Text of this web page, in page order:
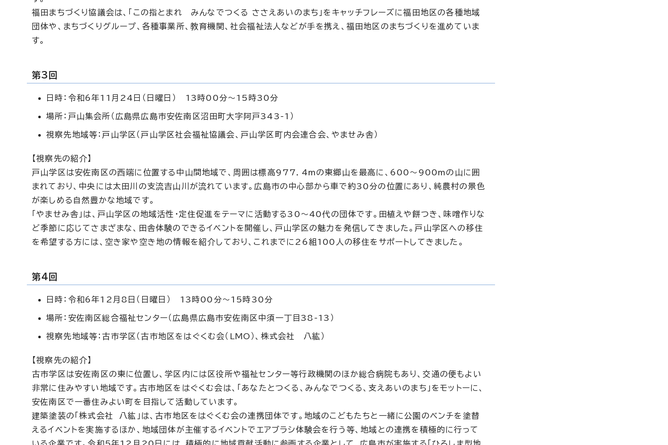
福田まちづくり協議会は、「この指とまれ みんなでつくる ささえあいのまち」をキャッチフレーズに福田地区の各種地域
団体や、まちづくりグループ、各種事業所、教育機関、社会福祉法人などが手を携え、福田地区のまちづくりを進めていま
す。
第3回
日時：令和6年11月24日（日曜日） 13時00分～15時30分
場所：戸山集会所（広島県広島市安佐南区沼田町大字阿戸343-1）
視察先地域等：戸山学区（戸山学区社会福祉協議会、戸山学区町内会連合会、やませみ舎）
【視察先の紹介】
戸山学区は安佐南区の西端に位置する中山間地域で、周囲は標高977．4mの東郷山を最高に、600～900mの山に囲
まれており、中央には太田川の支流吉山川が流れています。広島市の中心部から車で約30分の位置にあり、純農村の景色
が楽しめる自然豊かな地域です。
「やませみ舎」は、戸山学区の地域活性・定住促進をテーマに活動する30～40代の団体です。田植えや餅つき、味噌作りな
ど季節に応じてさまざまな、田舎体験のできるイベントを開催し、戸山学区の魅力を発信してきました。戸山学区への移住
を希望する方には、空き家や空き地の情報を紹介しており、これまでに26組100人の移住をサポートしてきました。
第4回
日時：令和6年12月8日（日曜日） 13時00分～15時30分
場所：安佐南区総合福祉センター（広島県広島市安佐南区中須一丁目38-13）
視察先地域等：古市学区（古市地区をはぐくむ会（LMO）、株式会社 八紘）
【視察先の紹介】
古市学区は安佐南区の東に位置し、学区内には区役所や福祉センター等行政機関のほか総合病院もあり、交通の便もよい
非常に住みやすい地域です。古市地区をはぐくむ会は、「あなたとつくる、みんなでつくる、支えあいのまち」をモットーに、
安佐南区で一番住みよい町を目指して活動しています。
建築塗装の「株式会社 八紘」は、古市地区をはぐくむ会の連携団体です。地域のこどもたちと一緒に公園のベンチを塗替
えるイベントを実施するほか、地域団体が主催するイベントでエアブラシ体験会を行う等、地域との連携を積極的に行って